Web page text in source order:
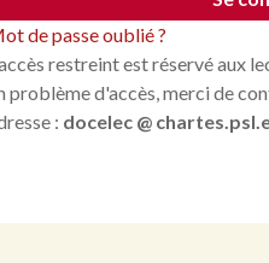
de passe oublié ?
restreint est réservé aux
problème d'accès, merci de
: docelec @